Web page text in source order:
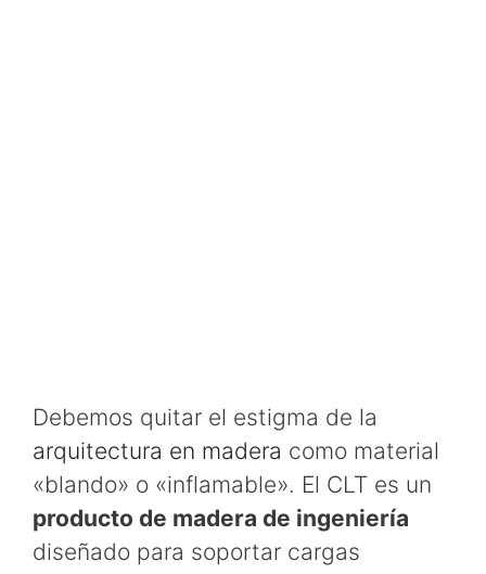
Debemos quitar el estigma de la
arquitectura en madera como material
«blando» o «inflamable». El CLT es un
producto de madera de ingeniería
diseñado para soportar cargas